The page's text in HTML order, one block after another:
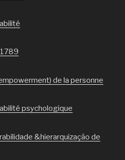
de la personne
psychologique
&hierarquização de